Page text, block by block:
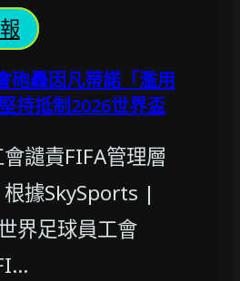
砲轟因凡蒂諾「濫用
持抵制2026世界盃
譴責FIFA管理層
根據SkySports |
界足球員工會